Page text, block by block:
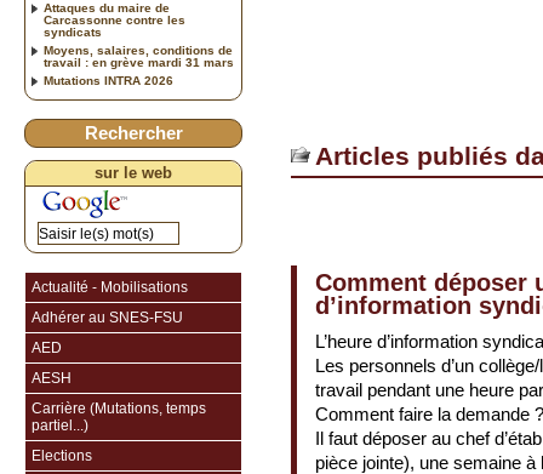
Articles publiés
Comment déposer
d’information
L’heure d’information
Les personnels d’un
travail pendant une heure
Comment faire la demande ?
Il faut déposer au chef
pièce jointe), une semaine
Attaques du maire de
Carcassonne contre les
syndicats
Moyens, salaires, conditions de
travail : en grève mardi 31 mars
Mutations INTRA 2026
Rechercher
sur le web
Actualité - Mobilisations
Adhérer au SNES-FSU
AED
AESH
Carrière (Mutations, temps
partiel...)
Elections